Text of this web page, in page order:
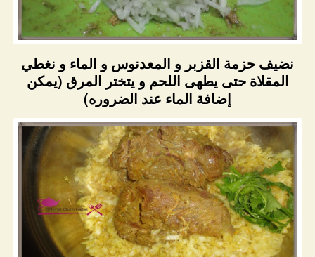
نضيف حزمة القزبر و المعدنوس و الماء و نغطي
المقلاة حتى يطهى اللحم و يتختر المرق (يمكن
إضافة الماء عند الضروره)